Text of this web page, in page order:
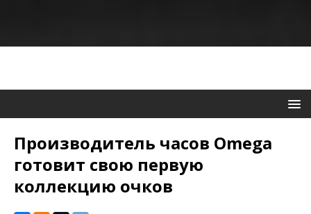
Производитель часов Omega
готовит свою первую
коллекцию очков